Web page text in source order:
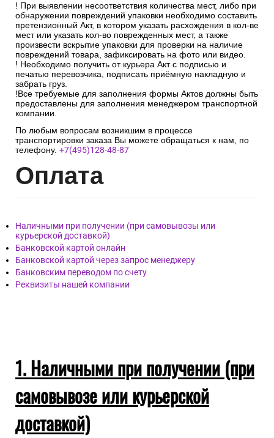
! При выявлении несоответствия количества мест, либо при
обнаружении повреждений упаковки необходимо составить
претензионный Акт, в котором указать расхождения в кол-ве
мест или указать кол-во поврежденных мест, а также
произвести вскрытие упаковки для проверки на наличие
повреждений товара, зафиксировать на фото или видео.
! Необходимо получить от курьера Акт с подписью и
печатью перевозчика, подписать приёмную накладную и
забрать груз.
!Все требуемые для заполнения формы Актов должны быть
предоставлены для заполнения менеджером транспортной
компании.
По любым вопросам возникшим в процессе
транспортировки заказа Вы можете обращаться к нам, по
телефону. +7(495)128-48-87
Оплата
Наличными при получении (при самовывозы или
курьерской доставкой)
Банковской картой онлайн
Банковской картой через запрос менеджеру
Банковским переводом по счету
Реквизиты нашей компании
1. Наличными при получении (при
самовывозе или курьерской
доставкой)